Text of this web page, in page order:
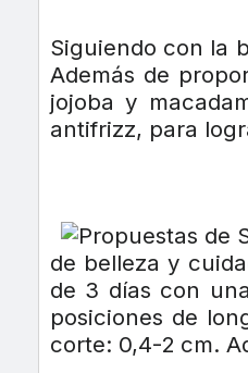
Siguiendo con la
Además de
jojoba y
antifrizz, para
de belleza y
de 3 días con
posiciones de
corte: 0,4-2 cm.